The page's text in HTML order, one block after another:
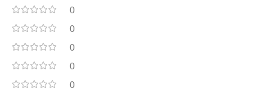
0
0
0
0
0